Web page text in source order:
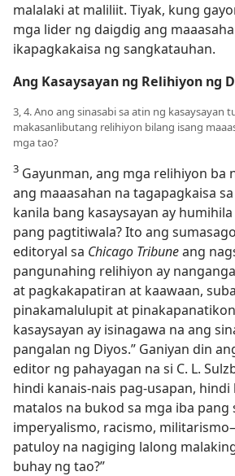
malalaki at maliliit. Tiyak, kung
mga lider ng daigdig ang
ikapagkakaisa ng sangkatauhan.
Ang Kasaysayan ng Relihiyon ng
3, 4. Ano ang sinasabi sa atin ng kasaysayan
makasanlibutang relihiyon bilang isang
mga tao?
3 Gayunman, ang mga relihiyon ba
ang maaasahan na tagapagkaisa
kanila bang kasaysayan ay
pang pagtitiwala? Ito ang
editoryal sa Chicago Tribuneang
pangunahing relihiyon ay
at pagkakapatiran at kaawaan,
pinakamalulupit at
kasaysayan ay isinagawa na ang
pangalan ng Diyos.” Ganiyan din
editor ng pahayagan na si C. L.
hindi kanais-nais pag-usapan, hindi
matalos na bukod sa mga iba
imperyalismo, racismo,
patuloy na nagiging lalong
buhay ng tao?”